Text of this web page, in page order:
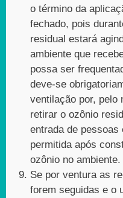
o término da
fechado, pois
residual estará
ambiente que
possa ser
deve-se
ventilação por, pelo
retirar o ozônio
entrada de
permitida após
ozônio no ambiente.
Se por ventura as
forem seguidas e o